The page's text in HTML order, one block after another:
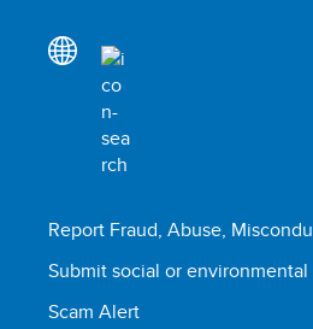
Report Fraud, Abuse,
Submit social or
Scam Alert